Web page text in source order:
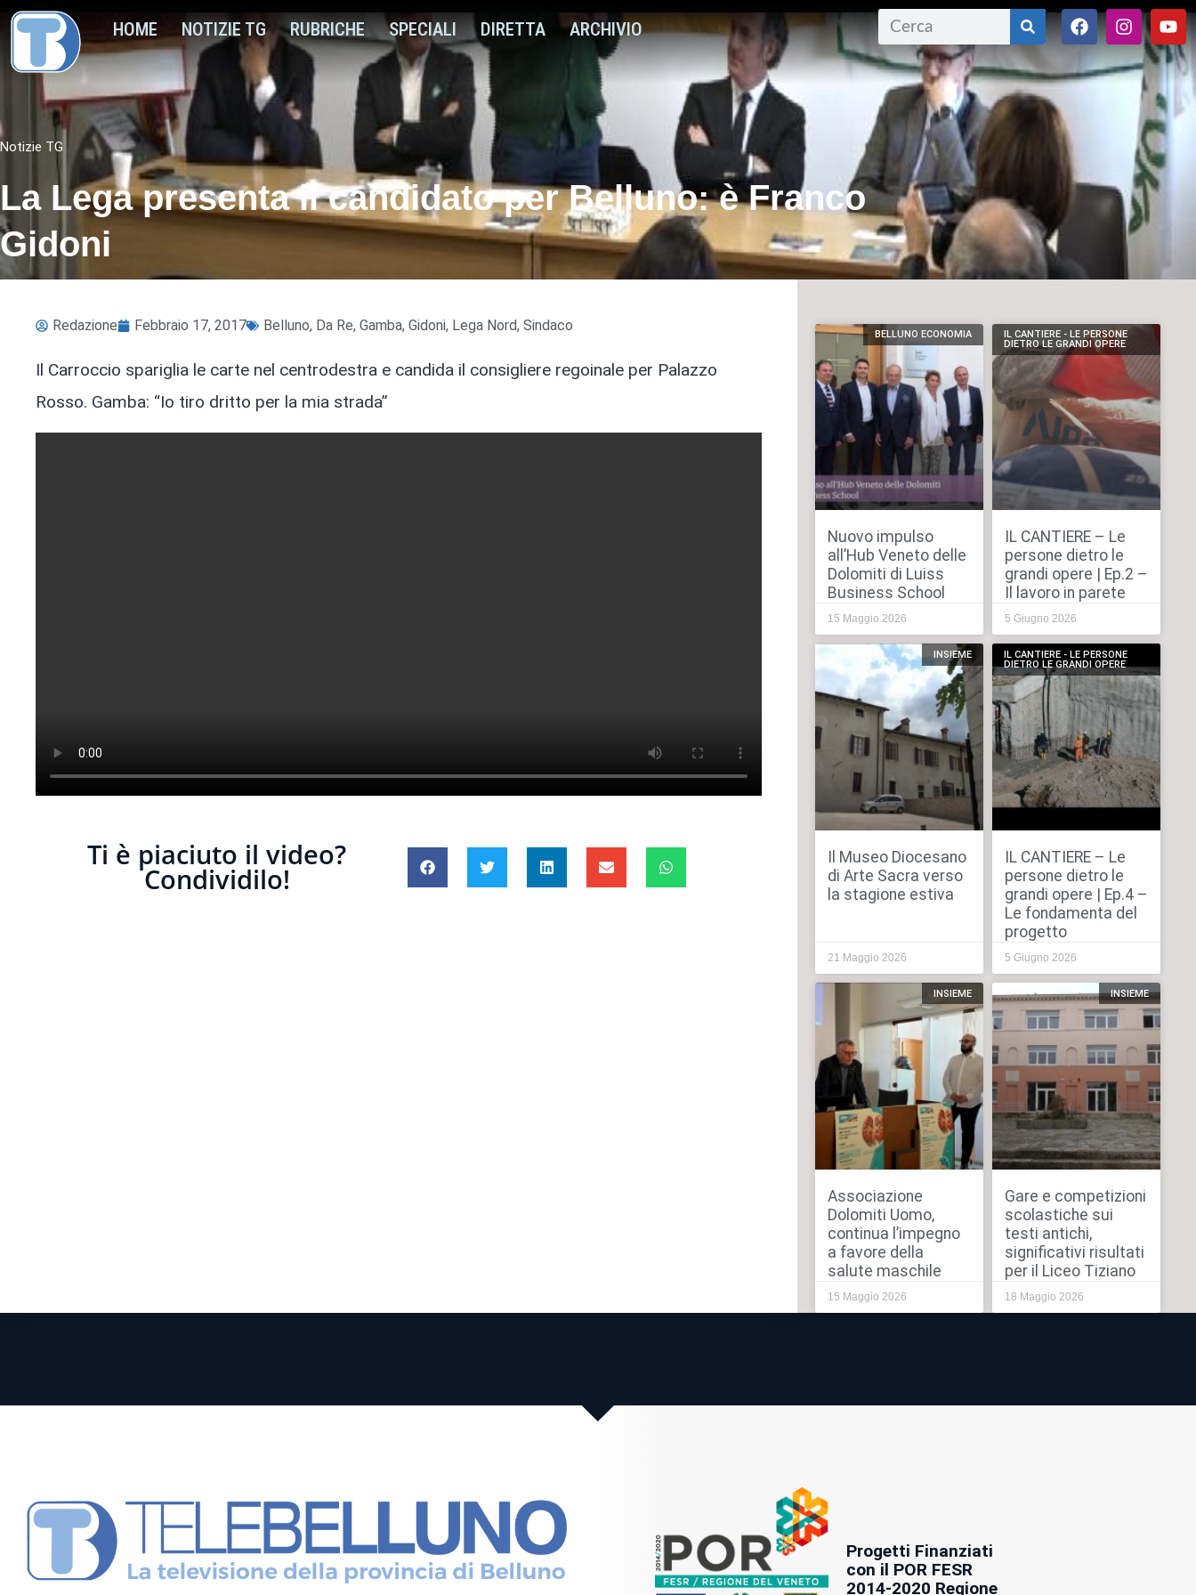
HOME NOTIZIE TG RUBRICHE SPECIALI DIRETTA ARCHIVIO
Notizie TG
La Lega presenta il candidato per Belluno: è Franco
Gidoni
Redazione Febbraio 17, 2017 Belluno, Da Re, Gamba, Gidoni, Lega Nord, Sindaco
Il Carroccio spariglia le carte nel centrodestra e candida il consigliere regoinale per Palazzo
Rosso. Gamba: “Io tiro dritto per la mia strada”
Ti è piaciuto il video?
Condividilo!
BELLUNO ECONOMIA
Nuovo impulso
all’Hub Veneto delle
Dolomiti di Luiss
Business School
15 Maggio 2026
IL CANTIERE - LE PERSONE
DIETRO LE GRANDI OPERE
IL CANTIERE – Le
persone dietro le
grandi opere | Ep.2 –
Il lavoro in parete
5 Giugno 2026
INSIEME
Il Museo Diocesano
di Arte Sacra verso
la stagione estiva
21 Maggio 2026
IL CANTIERE - LE PERSONE
DIETRO LE GRANDI OPERE
IL CANTIERE – Le
persone dietro le
grandi opere | Ep.4 –
Le fondamenta del
progetto
5 Giugno 2026
INSIEME
Associazione
Dolomiti Uomo,
continua l’impegno
a favore della
salute maschile
15 Maggio 2026
INSIEME
Gare e competizioni
scolastiche sui
testi antichi,
significativi risultati
per il Liceo Tiziano
18 Maggio 2026
Progetti Finanziati
con il POR FESR
2014-2020 Regione